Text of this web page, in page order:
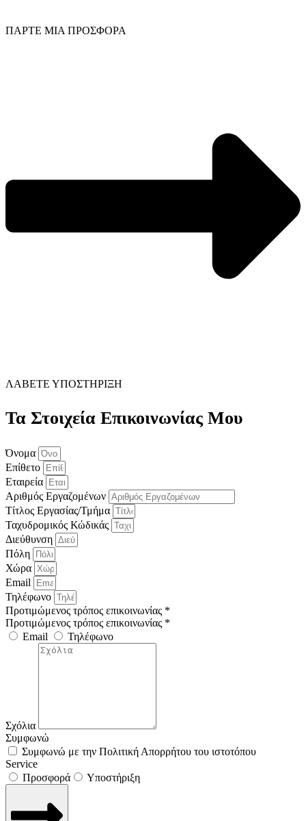
ΠΑΡΤΕ ΜΙΑ ΠΡΟΣΦΟΡΑ
ΛΑΒΕΤΕ ΥΠΟΣΤΗΡΙΞΗ
Τα Στοιχεία Επικοινωνίας Μου
Όνομα
Επίθετο
Εταιρεία
Αριθμός Εργαζομένων
Τίτλος Εργασίας/Τμήμα
Ταχυδρομικός Κώδικάς
Διεύθυνση
Πόλη
Χώρα
Email
Τηλέφωνο
Προτιμώμενος τρόπος επικοινωνίας *
Προτιμώμενος τρόπος επικοινωνίας *
Email
Τηλέφωνο
Σχόλια
Συμφωνώ
Συμφωνώ με την Πολιτική Απορρήτου του ιστοτόπου
Service
Προσφορά
Υποστήριξη